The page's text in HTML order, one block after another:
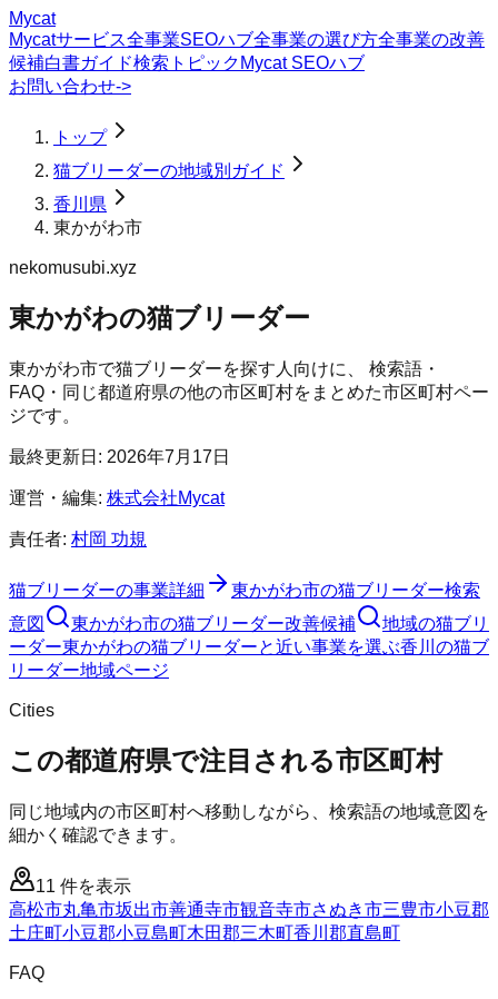
Mycat
Mycatサービス全事業SEOハブ全事業の選び方全事業の改善
候補白書ガイド検索トピック Mycat SEOハブ
お問い合わせ->
トップ
猫ブリーダーの地域別ガイド
香川県
東かがわ市
nekomusubi.xyz
東かがわの猫ブリーダー
東かがわ市で猫ブリーダーを探す人向けに、 検索語・
FAQ・同じ都道府県の他の市区町村をまとめた市区町村ペー
ジです。
最終更新日: 2026年7月17日
運営・編集: 株式会社Mycat
責任者: 村岡 功規
猫ブリーダーの事業詳細 東かがわ市の猫ブリーダー検索
意図
東かがわ市の猫ブリーダー改善候補
地域の猫ブリ
ーダー東かがわの猫ブリーダーと近い事業を選ぶ香川 の猫ブ
リーダー地域ページ
Cities
この都道府県で注目される市区町村
同じ地域内の市区町村へ移動しながら、検索語の地域意図を
細かく確認できます。
11 件を表示
高松市丸亀市坂出市善通寺市観音寺市さぬき市三豊市小豆郡
土庄町小豆郡小豆島町木田郡三木町香川郡直島町
FAQ